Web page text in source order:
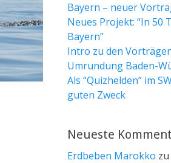
Bayern – neuer
Neues Projekt: “In 50
Bayern”
Intro zu den
Umrundung Baden-
Als “Quizhelden” im
guten Zweck
Neueste
Erdbeben Marokko zu